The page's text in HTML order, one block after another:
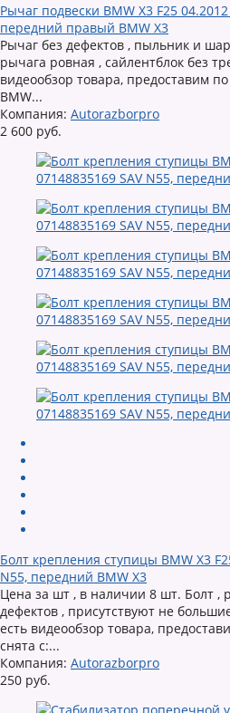
Рычаг подвески BMW X3 F25
передний правый BMW X3
Рычаг без дефектов , пыльник и
рычага ровная , сайлентблок без
видеообзор товара, предоставим
BMW...
Компания: Autorazborpro
2 600 руб.
Болт крепления ступицы BMW X3
N55, передний BMW X3
Цена за шт , в наличии 8 шт. Болт ,
дефектов , присутствуют не
есть видеообзор товара,
снята с:...
Компания: Autorazborpro
250 руб.